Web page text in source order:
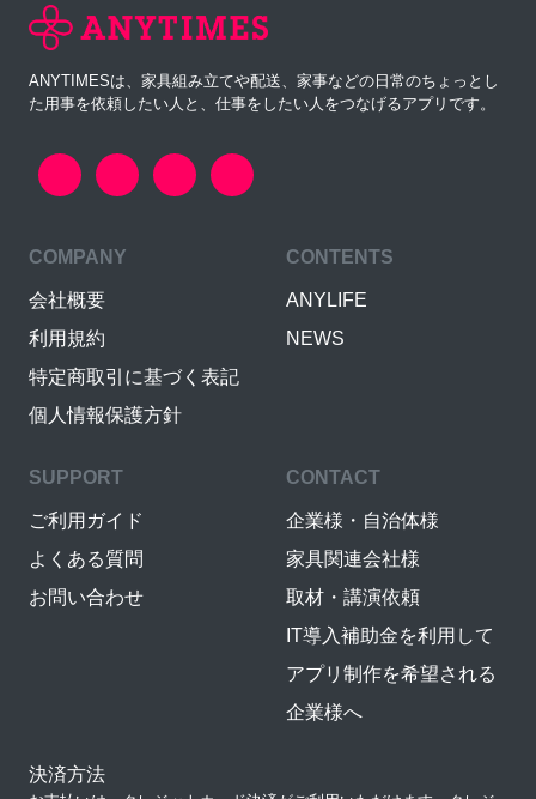
ANYTIMESは、家具組み立てや配送、家事などの日常のちょっとし
た用事を依頼したい人と、仕事をしたい人をつなげるアプリです。
COMPANY
会社概要
利用規約
特定商取引に基づく表記
個人情報保護方針
CONTENTS
ANYLIFE
NEWS
SUPPORT
ご利用ガイド
よくある質問
お問い合わせ
CONTACT
企業様・自治体様
家具関連会社様
取材・講演依頼
IT導入補助金を利用して
アプリ制作を希望される
企業様へ
決済方法